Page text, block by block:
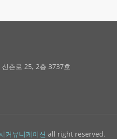
촌로 25, 2층 3737호
커뮤니케이션 all right reserved.